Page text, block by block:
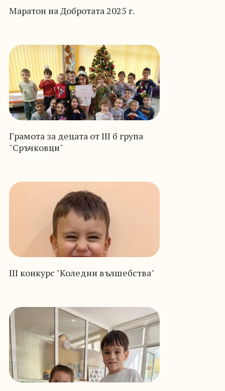
Маратон на Добротата 2025 г.
Грамота за децата от III б група
"Сръчковци"
III конкурс "Коледни вълшебства"